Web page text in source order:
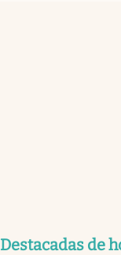
Destacadas de